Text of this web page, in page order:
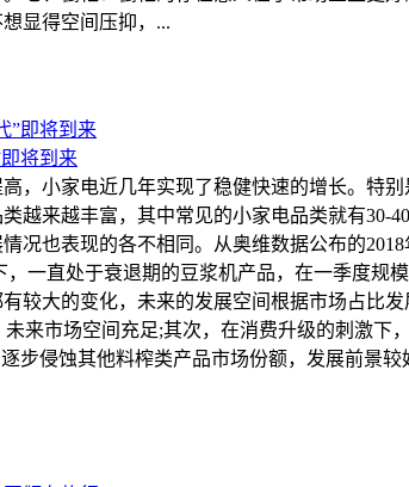
显得空间压抑，...
将到来
，小家电近几年实现了稳健快速的增长。特
越来越丰富，其中常见的小家电品类就有
况也表现的各不相同。从奥维数据公布的
一直处于衰退期的豆浆机产品，在一季度规
较大的变化，未来的发展空间根据市场占比
来市场空间充足;其次，在消费升级的刺激下
步侵蚀其他料榨类产品市场份额，发展前景